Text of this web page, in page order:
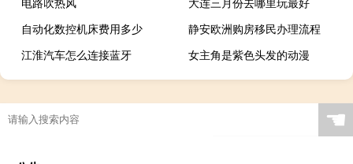
自动化数控机床费用多少
静安欧洲购房移民办理流程
江淮汽车怎么连接蓝牙
女主角是紫色头发的动漫
☚